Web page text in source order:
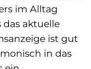
im Alltag
das aktuelle
ist gut
in das